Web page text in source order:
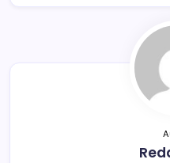
tir